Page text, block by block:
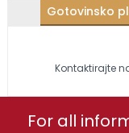
Gotovinsko
Kontaktirajte
For all